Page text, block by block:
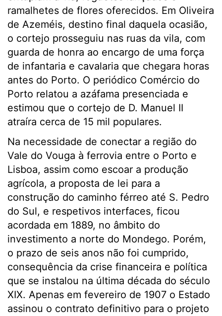
ramalhetes de flores oferecidos. Em Oliveira
de Azeméis, destino final daquela ocasião,
o cortejo prosseguiu nas ruas da vila, com
guarda de honra ao encargo de uma força
de infantaria e cavalaria que chegara horas
antes do Porto. O periódico Comércio do
Porto relatou a azáfama presenciada e
estimou que o cortejo de D. Manuel II
atraíra cerca de 15 mil populares.
Na necessidade de conectar a região do
Vale do Vouga à ferrovia entre o Porto e
Lisboa, assim como escoar a produção
agrícola, a proposta de lei para a
construção do caminho férreo até S. Pedro
do Sul, e respetivos interfaces, ficou
acordada em 1889, no âmbito do
investimento a norte do Mondego. Porém,
o prazo de seis anos não foi cumprido,
consequência da crise financeira e política
que se instalou na última década do século
XIX. Apenas em fevereiro de 1907 o Estado
assinou o contrato definitivo para o projeto